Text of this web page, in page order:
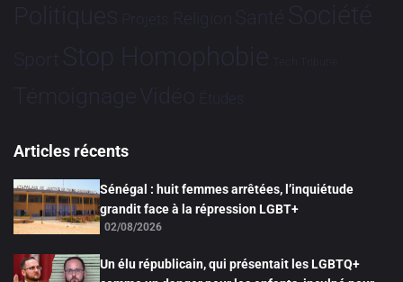
Politiques Projets Religion Santé Société
Sport Stop Homophobie Tech Tribune
TémoignageVidéo Études
Articles récents
Sénégal : huit femmes arrêtées, l’inquiétude
grandit face à la répression LGBT+
02/08/2026
Un élu républicain, qui présentait les LGBTQ+